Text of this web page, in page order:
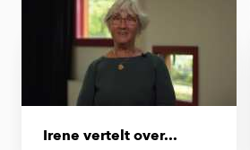
Irene vertelt over...